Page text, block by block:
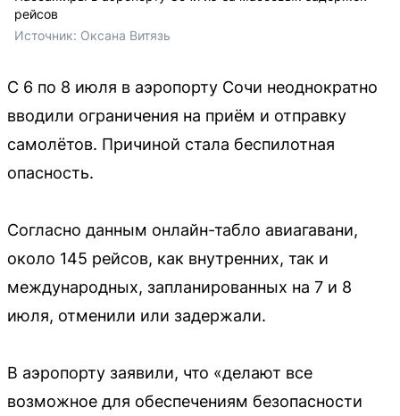
рейсов
Источник: Оксана Витязь
С 6 по 8 июля в аэропорту Сочи неоднократно
вводили ограничения на приём и отправку
самолётов. Причиной стала беспилотная
опасность.
Согласно данным онлайн-табло авиагавани,
около 145 рейсов, как внутренних, так и
международных, запланированных на 7 и 8
июля, отменили или задержали.
В аэропорту заявили, что «делают все
возможное для обеспечениям безопасности